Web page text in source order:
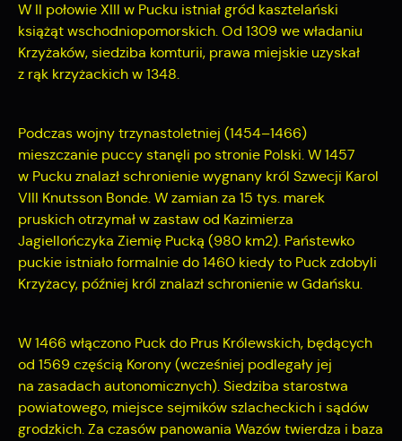
W II połowie XIII w Pucku istniał gród kasztelański
książąt wschodniopomorskich. Od 1309 we władaniu
Krzyżaków, siedziba komturii, prawa miejskie uzyskał
z rąk krzyżackich w 1348.
Podczas wojny trzynastoletniej (1454–1466)
mieszczanie puccy stanęli po stronie Polski. W 1457
w Pucku znalazł schronienie wygnany król Szwecji Karol
VIII Knutsson Bonde. W zamian za 15 tys. marek
pruskich otrzymał w zastaw od Kazimierza
Jagiellończyka Ziemię Pucką (980 km2). Państewko
puckie istniało formalnie do 1460 kiedy to Puck zdobyli
Krzyżacy, później król znalazł schronienie w Gdańsku.
W 1466 włączono Puck do Prus Królewskich, będących
od 1569 częścią Korony (wcześniej podlegały jej
na zasadach autonomicznych). Siedziba starostwa
powiatowego, miejsce sejmików szlacheckich i sądów
grodzkich. Za czasów panowania Wazów twierdza i baza